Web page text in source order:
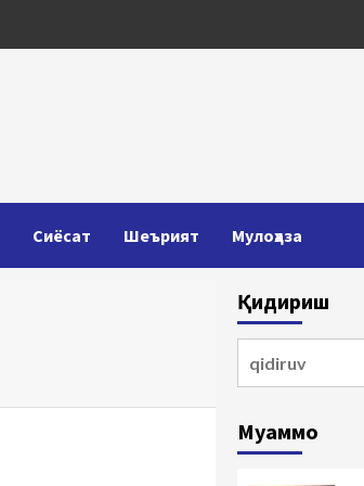
Сиёсат Шеърият Мулоҳаза
Қидириш
Муаммо